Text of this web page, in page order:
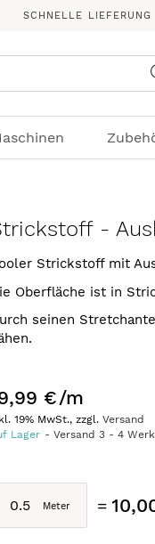
SCHNELLE LIEFERUNG
-
Strickstoff mit
Oberfläche ist in
seinen
€/m
19% MwSt., zzgl.Versand
Lager
Versand3 -4